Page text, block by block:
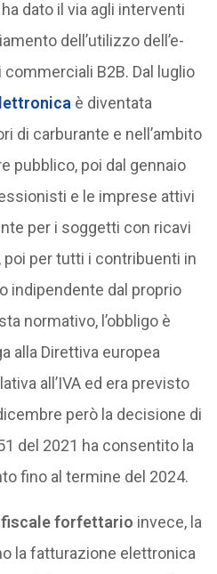
dato il via agli interventi
dell’utilizzo dell’e-
B2B. Dal luglio
è diventata
di carburante e nell’ambito
pubblico, poi dal gennaio
e le imprese attivi
per i soggetti con ricavi
poi per tutti i contribuenti in
indipendente dal proprio
normativo, l’obbligo è
alla Direttiva europea
all’IVA ed era previsto
però la decisione di
del 2021 ha consentito la
fino al termine del 2024.
fiscale forfettario invece, la
la fatturazione elettronica